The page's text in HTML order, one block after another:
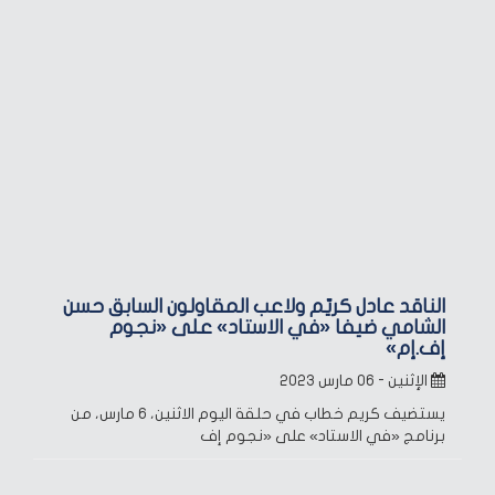
الناقد عادل كريّم ولاعب المقاولون السابق حسن
الشامي ضيفا «في الاستاد» على «نجوم
إف.إم»
الإثنين - ٠٦ مارس ٢٠٢٣
يستضيف كريم خطاب في حلقة اليوم الاثنين، 6 مارس، من
برنامج «في الاستاد» على «نجوم إف